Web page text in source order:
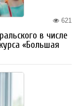
621
в числе
«Большая